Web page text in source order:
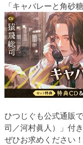
「キャバレーと角砂
ひつじぐも公式通販
司／河村眞人）」付き
ぜひお求めください！